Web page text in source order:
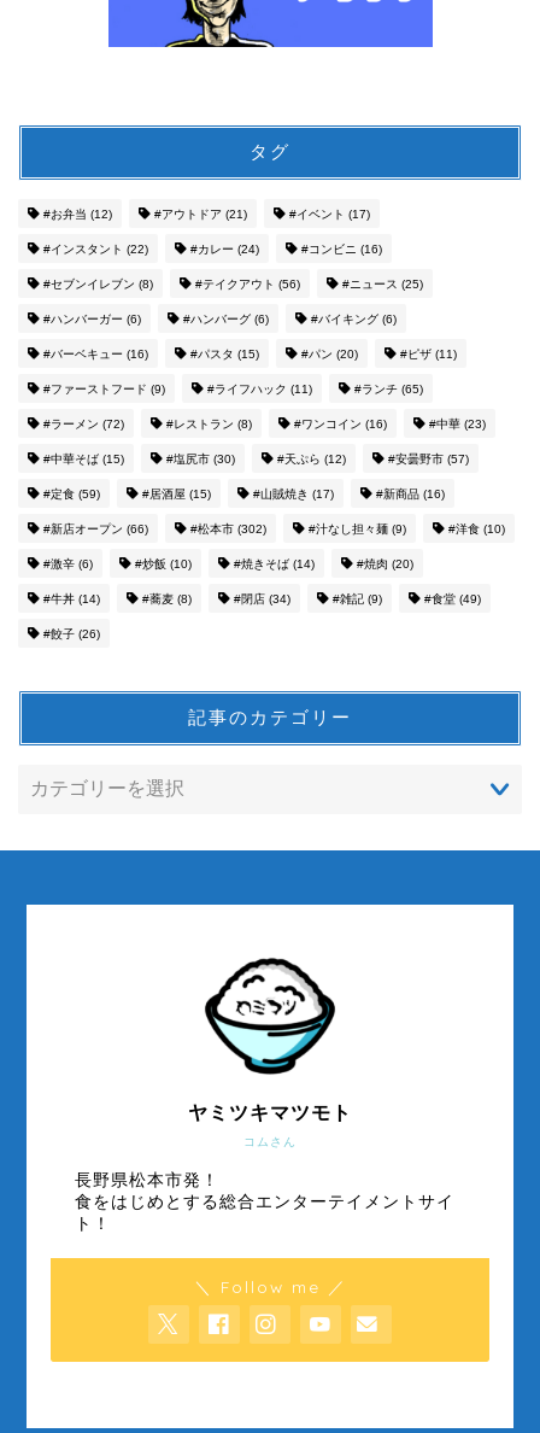
タグ
#お弁当 (12) #アウトドア (21) #イベント (17)
#インスタント (22) #カレー (24) #コンビニ (16)
#セブンイレブン (8) #テイクアウト (56) #ニュース (25)
#ハンバーガー (6) #ハンバーグ (6) #バイキング (6)
#バーベキュー (16) #パスタ (15) #パン (20) #ピザ (11)
#ファーストフード (9) #ライフハック (11) #ランチ (65)
#ラーメン (72) #レストラン (8) #ワンコイン (16) #中華 (23)
#中華そば (15) #塩尻市 (30) #天ぷら (12) #安曇野市 (57)
#定食 (59) #居酒屋 (15) #山賊焼き (17) #新商品 (16)
#新店オープン (66) #松本市 (302) #汁なし担々麺 (9) #洋食 (10)
#激辛 (6) #炒飯 (10) #焼きそば (14) #焼肉 (20)
#牛丼 (14) #蕎麦 (8) #閉店 (34) #雑記 (9) #食堂 (49)
#餃子 (26)
記事のカテゴリー
コムさん
ヤミツキマツモト
長野県松本市発！
食をはじめとする総合エンターテイメントサイ
ト！
＼ Follow me ／